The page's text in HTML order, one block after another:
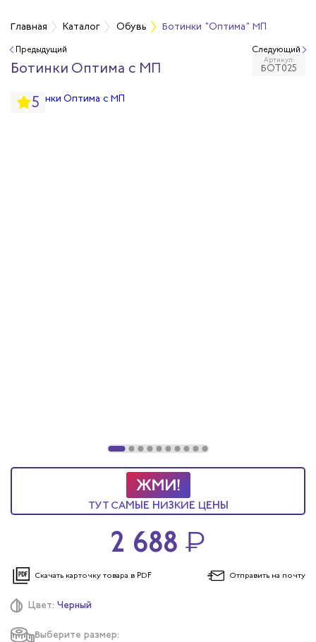
Главная Каталог Обувь Ботинки "Оптима" МП
Предыдущий
Ботинки Оптима с МП Артикул:
БОТ025
5
Цвет: Черный
Выберите размер:
ТУТ САМЫЕ НИЗКИЕ ЦЕНЫ
2 688 ₽
Скачать карточку товара в PDF Отправить на почту
Следующий